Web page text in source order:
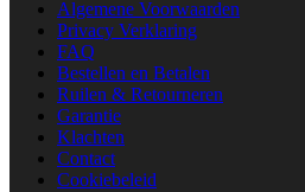
Algemene Voorwaarden
Privacy Verklaring
FAQ
Bestellen en Betalen
Ruilen & Retourneren
Garantie
Klachten
Contact
Cookiebeleid